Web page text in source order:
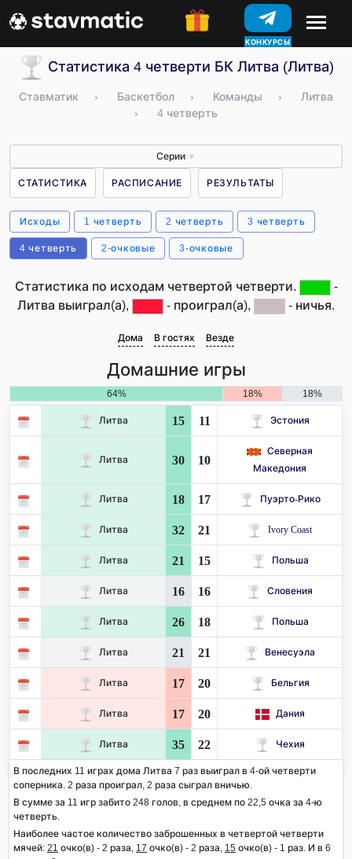
КОНКУРСЫ
Статистика 4 четверти БК Литва (Литва)
Ставматик › Баскетбол › Команды ›
Литва
›
4 четверть
Серии ▼
СТАТИСТИКА РАСПИСАНИЕ РЕЗУЛЬТАТЫ
Исходы 1 четверть 2 четверть 3 четверть
4 четверть 2-очковые 3-очковые
Статистика по исходам четвертой четверти.
-
Литва выиграл(а),
- проиграл(а), - ничья.
Дома В гостях Везде
Домашние игры
64% 18% 18%
Литва 15 11 Эстония
Литва 30 10
Северная
Македония
Литва 18 17 Пуэрто-Рико
Литва 32 21 Ivory Coast
Литва 21 15 Польша
Литва 16 16 Словения
Литва 26 18 Польша
Литва 21 21 Венесуэла
Литва 17 20 Бельгия
Литва 17 20 Дания
Литва 35 22 Чехия
В последних 11 играх дома Литва 7 раз выиграл в 4-ой четверти
соперника. 2 раза проиграл, 2 раза сыграл вничью.
В сумме за 11 игр забито 248 голов, в среднем по 22,5 очка за 4-ю
четверть.
Наиболее частое количество заброшенных в четвертой четверти
мячей: 21 очко(в) - 2 раза, 17 очко(в) - 2 раза, 15 очко(в) - 1 раз. И в 6